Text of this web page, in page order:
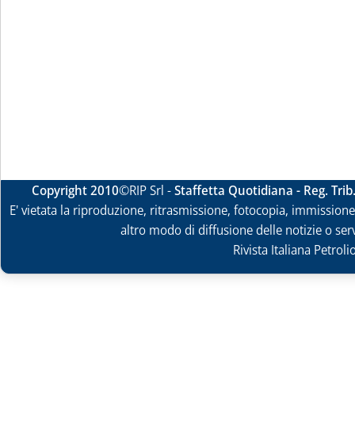
Copyright 2010©RIP Srl -Staffetta Quotidiana - Reg.
E' vietata la riproduzione, ritrasmissione, fotocopia,
altro modo di diffusione delle notizie o
Rivista Italiana